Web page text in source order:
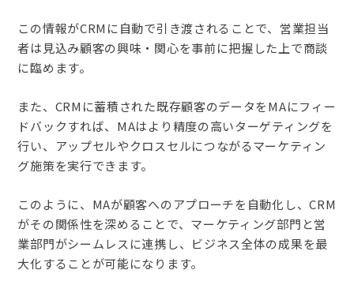
この情報がCRMに自動で引き渡されることで、営業担当
者は見込み顧客の興味・関心を事前に把握した上で商談
に臨めます。
また、CRMに蓄積された既存顧客のデータをMAにフィー
ドバックすれば、MAはより精度の高いターゲティングを
行い、アップセルやクロスセルにつながるマーケティン
グ施策を実行できます。
このように、MAが顧客へのアプローチを自動化し、CRM
がその関係性を深めることで、マーケティング部門と営
業部門がシームレスに連携し、ビジネス全体の成果を最
大化することが可能になります。